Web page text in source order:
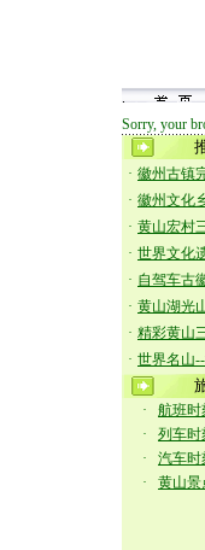
Sorry, your
· 徽州古镇
· 徽州文化
· 黄山宏村
· 世界文化
· 自驾车古
· 黄山湖光
· 精彩黄山
· 世界名山
·
航班时
·
列车时
·
汽车时
·
黄山景